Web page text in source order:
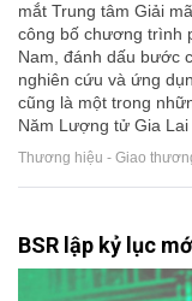
mắt Trung tâm Giải
công bố chương trình
Nam, đánh dấu bước
nghiên cứu và ứng
cũng là một trong
Năm Lượng tử Gia Lai
Thương hiệu - Giao
BSR lập kỷ lục